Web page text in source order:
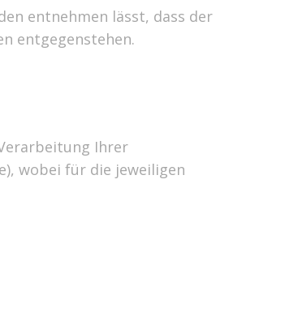
entnehmen lässt, dass der
entgegenstehen.
Ihrer
wobei für die jeweiligen